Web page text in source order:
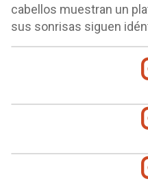
cabellos muestran un
sus sonrisas siguen